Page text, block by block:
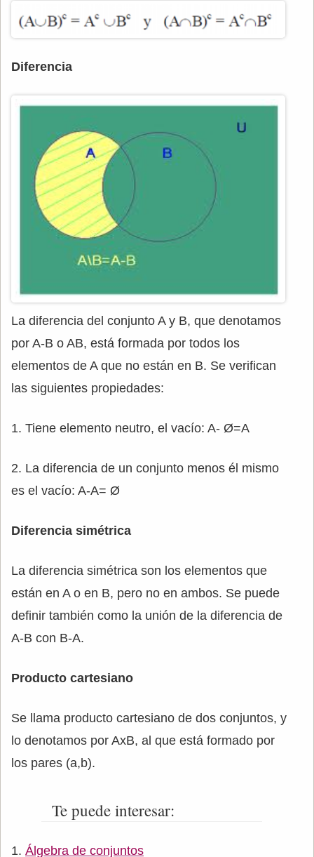
Diferencia
La diferencia del conjunto A y B, que denotamos
por A-B o AB, está formada por todos los
elementos de A que no están en B. Se verifican
las siguientes propiedades:
1. Tiene elemento neutro, el vacío: A- Ø=A
2. La diferencia de un conjunto menos él mismo
es el vacío: A-A= Ø
Diferencia simétrica
La diferencia simétrica son los elementos que
están en A o en B, pero no en ambos. Se puede
definir también como la unión de la diferencia de
A-B con B-A.
Producto cartesiano
Se llama producto cartesiano de dos conjuntos, y
lo denotamos por AxB, al que está formado por
los pares (a,b).
Te puede interesar:
Álgebra de conjuntos